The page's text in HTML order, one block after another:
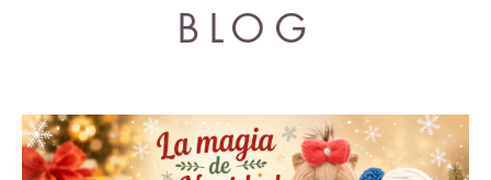
BLOG